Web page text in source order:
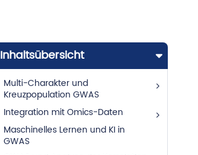
Inhaltsübersicht
Multi-Charakter und
Kreuzpopulation GWAS
Integration mit Omics-Daten
Maschinelles Lernen und KI in
GWAS